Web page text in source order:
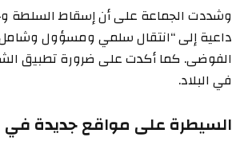
وشددت الجماعة على أن إسقاط السلطة
داعية إلى “انتقال سلمي ومسؤول
الفوضى. كما أكدت على ضرورة تطبيق
في البلاد.
السيطرة على مواقع جديدة في